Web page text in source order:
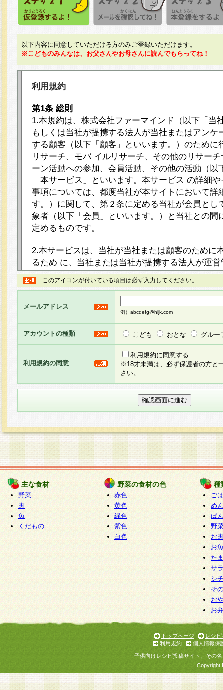
以下内容に同意していただける方のみご登録いただけます。
※こどものみんなは、お父さんやお母さんに読んでもらってね！
利用規約
第1条 総則
1.本規約は、株式会社ファーマインド（以下「当
もしくは当社が提携する法人が当社またはアンケ
する顧客（以下「顧客」といいます。）のために
リサーチ、モバ イルリサーチ、その他のリサー
ーン活動への参加、会員活動、その他の活動（以
「本サービス」といいます。本サービス の詳細
事項については、都度当社が本サイトにおいて詳
す。）に関して、第２条に定める当社が会員とし
象者（以下「会員」といいます。）と当社との間
定めるものです。
2.本サービスは、当社が当社または顧客のために
るため に、当社または当社が提携する法人が運
ト（以下「本サイト」といいます。）上に本サー
ージを設け、会員がアンケー ト調査に回答する
し、その結果を当社が集計・分析その他の利用を
るものです。なお、本サービスは、それぞれの目
員に対して本サービスの依頼を行うこともあり、
た全ての会員に対して本サービスの依頼をすると
りま す。
3.当社は、会員の事前の承諾を得ることなく、当
方 法・手段にて、本規約を任意に制定、変更ま
きるものとします。改定後の本規約等は、本規約
に掲示したときに、その 他の諸規定については
てその効力を生じるものとします。
4.本規約は、会員登録希望者による会員登録手続
の当社による会員登録の承認が完了した時点で会
たものとみなされ、会員に対して適用されるもの
5.当社がお聞きする個人情報は、すべて会員登録
で提 供いただいたものと考えております。従っ
自らの個人情報の提供を希望されない場合には、
をお預かりいたしません が、提供されないこと
商品やサービス等をご利用いただけない場合があ
了承ください。
6.当社は、お客様から当社が保有している個人情
加・ 利用停止等を求められた場合には、ご本人
て確認できた場合に限り、法令に準拠して合理的
いただきます。なお、開示 請求等の請求先は個
ります。
1.会員とは、本規約等を承諾のうえ、当社所定の
了し、当社が承認した者、グループとします。な
が以下に該当する場合は会員登録をすることがで
このアイコンが付いている項目は必ず入力してください。
メールアドレス
例）abcdefg@hijk.com
アカウントの種類 こども おとな グルー
利用規約の同意
利用規約に同意する
※18才未満は、必ず保護者の方と
さい。
主な食材
野菜
肉
魚
くだもの
野菜の食材の色
赤色
黄色
緑色
紫色
白色
種
ご
めん
ぱん
野
お
お
た
サ
シ
そ
お
お
トップページ
レシピ
利用規約
個人情報保
子供向けレシピ投稿サイト、その
Copyright